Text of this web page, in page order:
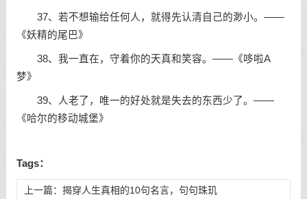
37、若不想输给任何人，就得先认清自己的渺小。——
《妖精的尾巴》
38、我一直在，守着你的天真和笑容。——《哆啦A
梦》
39、人老了，唯一的好处就是失去的东西少了。——
《哈尔的移动城堡》
Tags：
上一篇： 揭穿人生真相的10句名言，句句珠玑